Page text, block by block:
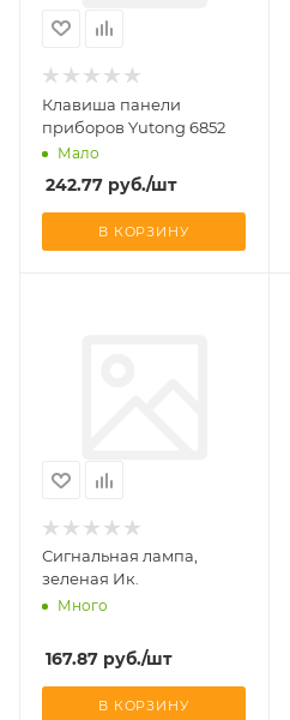
Клавиша панели
приборов Yutong 6852
Мало
242.77 руб./шт
В КОРЗИНУ
Сигнальная лампа,
зеленая Ик.
Много
167.87 руб./шт
В КОРЗИНУ